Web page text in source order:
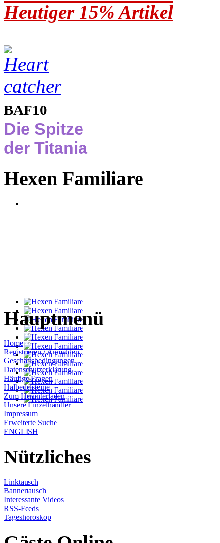
Heutiger 15% Artikel
BAF10
Die Spitze
der Titania
Hexen Familiare
Hauptmenü
Home
Registrieren / Anmelden
Geschäftsbedingungen
Datenschutzerklärung
Häufige Fragen
Halbedelsteine
Zum Herunterladen
Unsere Einzelhändler
Impressum
Erweiterte Suche
ENGLISH
Nützliches
Linktausch
Bannertausch
Interessante Videos
RSS-Feeds
Tageshoroskop